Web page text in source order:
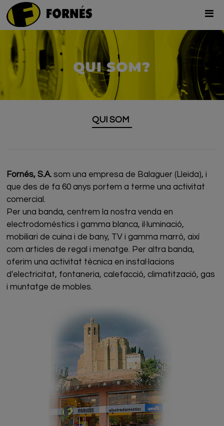
QUI SOM
Fornés, S.A. som una empresa de Balaguer (Lleida), i
que des de fa 60 anys portem a terme una activitat
comercial.
Per una banda, centrem la nostra venda en
electrodomèstics i gamma blanca, il·luminació,
mobiliari de cuina i de bany, TV i gamma marró, així
com articles de regal i menatge. Per altra banda,
oferim una activitat tècnica en instal·lacions
d'electricitat, fontaneria, calefacció, climatització, gas
i muntatge de mobles.